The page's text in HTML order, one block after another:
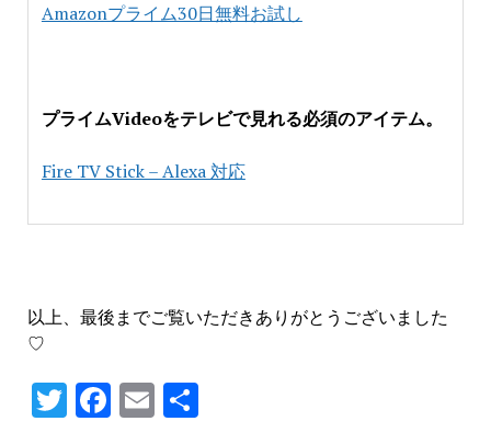
Amazonプライム30日無料お試し
プライムVideoをテレビで見れる必須のアイテム。
Fire TV Stick – Alexa 対応
以上、最後までご覧いただきありがとうございました
♡
Twitter
Facebook
Email
共